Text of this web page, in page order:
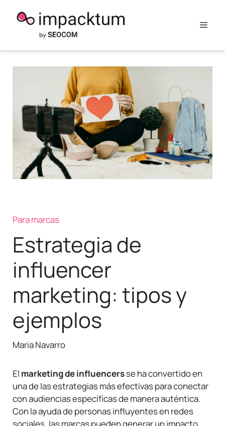
contenido
Para marcas
Estrategia de
influencer
marketing: tipos y
ejemplos
Maria Navarro
El marketing de influencersse ha convertido en
una de las estrategias más efectivas para conectar
con audiencias específicas de manera auténtica.
Con la ayuda de personas influyentes en redes
sociales, las marcas pueden generar un impacto